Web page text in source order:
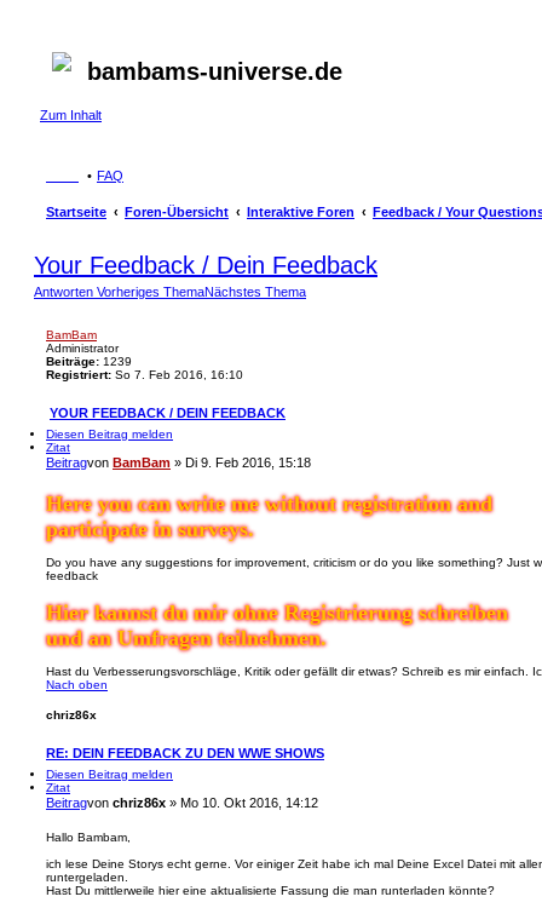
bambams-universe.de
Zum Inhalt
FAQ
Startseite Foren-Übersicht Interaktive Foren Feedback / Your
Your Feedback / Dein Feedback
Antworten Vorheriges ThemaNächstes Thema
BamBam
Administrator
Beiträge: 1239
Registriert: So 7. Feb 2016, 16:10
YOUR FEEDBACK / DEIN FEEDBACK
Diesen Beitrag melden
Zitat
Beitragvon BamBam » Di 9. Feb 2016, 15:18
Here you can write me without registration and
participate in surveys.
Do you have any suggestions for improvement, criticism or do you like something? Just
feedback
Hier kannst du mir ohne Registrierung schreiben
und an Umfragen teilnehmen.
Hast du Verbesserungsvorschläge, Kritik oder gefällt dir etwas? Schreib es mir einfach.
Nach oben
chriz86x
RE: DEIN FEEDBACK ZU DEN WWE SHOWS
Diesen Beitrag melden
Zitat
Beitragvon chriz86x » Mo 10. Okt 2016, 14:12
Hallo Bambam,
ich lese Deine Storys echt gerne. Vor einiger Zeit habe ich mal Deine Excel Datei mit
runtergeladen.
Hast Du mittlerweile hier eine aktualisierte Fassung die man runterladen könnte?